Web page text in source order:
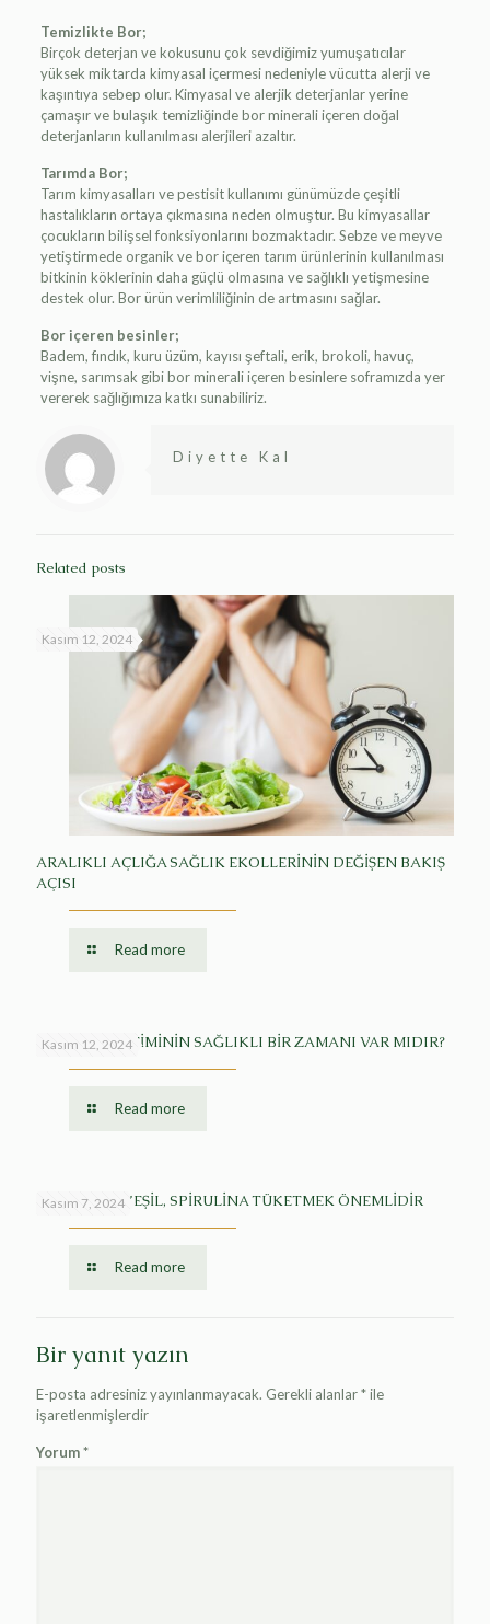
Temizlikte Bor;
Birçok deterjan ve kokusunu çok sevdiğimiz yumuşatıcılar
yüksek miktarda kimyasal içermesi nedeniyle vücutta alerji ve
kaşıntıya sebep olur. Kimyasal ve alerjik deterjanlar yerine
çamaşır ve bulaşık temizliğinde bor minerali içeren doğal
deterjanların kullanılması alerjileri azaltır.
Tarımda Bor;
Tarım kimyasalları ve pestisit kullanımı günümüzde çeşitli
hastalıkların ortaya çıkmasına neden olmuştur. Bu kimyasallar
çocukların bilişsel fonksiyonlarını bozmaktadır. Sebze ve meyve
yetiştirmede organik ve bor içeren tarım ürünlerinin kullanılması
bitkinin köklerinin daha güçlü olmasına ve sağlıklı yetişmesine
destek olur. Bor ürün verimliliğinin de artmasını sağlar.
Bor içeren besinler;
Badem, fındık, kuru üzüm, kayısı şeftali, erik, brokoli, havuç,
vişne, sarımsak gibi bor minerali içeren besinlere soframızda yer
vererek sağlığımıza katkı sunabiliriz.
Diyette Kal
Related posts
Kasım 12, 2024
ARALIKLI AÇLIĞA SAĞLIK EKOLLERİNİN DEĞİŞEN BAKIŞ
AÇISI
Read more
Kasım 12, 2024
MEYVE TÜKETİMİNİN SAĞLIKLI BİR ZAMANI VAR MIDIR?
Read more
Kasım 7, 2024
MAVİ YA DA YEŞİL, SPİRULİNA TÜKETMEK ÖNEMLİDİR
Read more
Bir yanıt yazın
E-posta adresiniz yayınlanmayacak. Gerekli alanlar*ile
işaretlenmişlerdir
Yorum*